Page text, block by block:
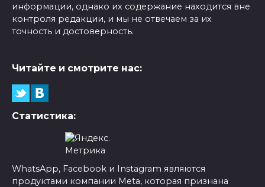
информации, однако их содержание находится вне
контроля редакции, и мы не отвечаем за их
точность и достоверность.
Читайте и смотрите нас:
Статистика:
WhatsApp, Facebook и Instagram являются
продуктами компании Meta, которая признана